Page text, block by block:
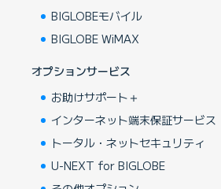
BIGLOBEモバイル
BIGLOBE WiMAX
オプションサービス
お助けサポート＋
インターネット端末保証サービス
トータル・ネットセキュリティ
U-NEXT for BIGLOBE